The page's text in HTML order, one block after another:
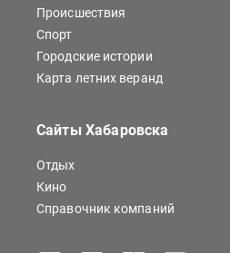
Происшествия
Спорт
Городские истории
Карта летних веранд
Сайты Хабаровска
Отдых
Кино
Справочник компаний